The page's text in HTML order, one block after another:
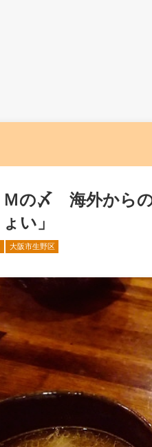
Ｍの〆 海外から
ょい」
大阪市生野区